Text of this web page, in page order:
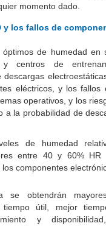
momento dado.
y los fallos de
óptimos de humedad en
y centros de
descargas
eléctricos, y los fallos
operativos, y los
a la probabilidad de
de humedad
entre 40 y 60% HR
componentes
se obtendrán
tiempo útil, mejor
y